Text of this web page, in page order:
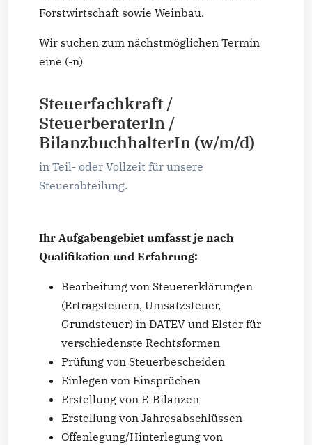
Forstwirtschaft sowie Weinbau.
Wir suchen zum nächstmöglichen Termin
eine (-n)
Steuerfachkraft /
SteuerberaterIn /
BilanzbuchhalterIn (w/m/d)
in Teil- oder Vollzeit für unsere
Steuerabteilung.
Ihr Aufgabengebiet umfasst je nach
Qualifikation und Erfahrung:
Bearbeitung von Steuererklärungen
(Ertragsteuern, Umsatzsteuer,
Grundsteuer) in DATEV und Elster für
verschiedenste Rechtsformen
Prüfung von Steuerbescheiden
Einlegen von Einsprüchen
Erstellung von E-Bilanzen
Erstellung von Jahresabschlüssen
Offenlegung/Hinterlegung von